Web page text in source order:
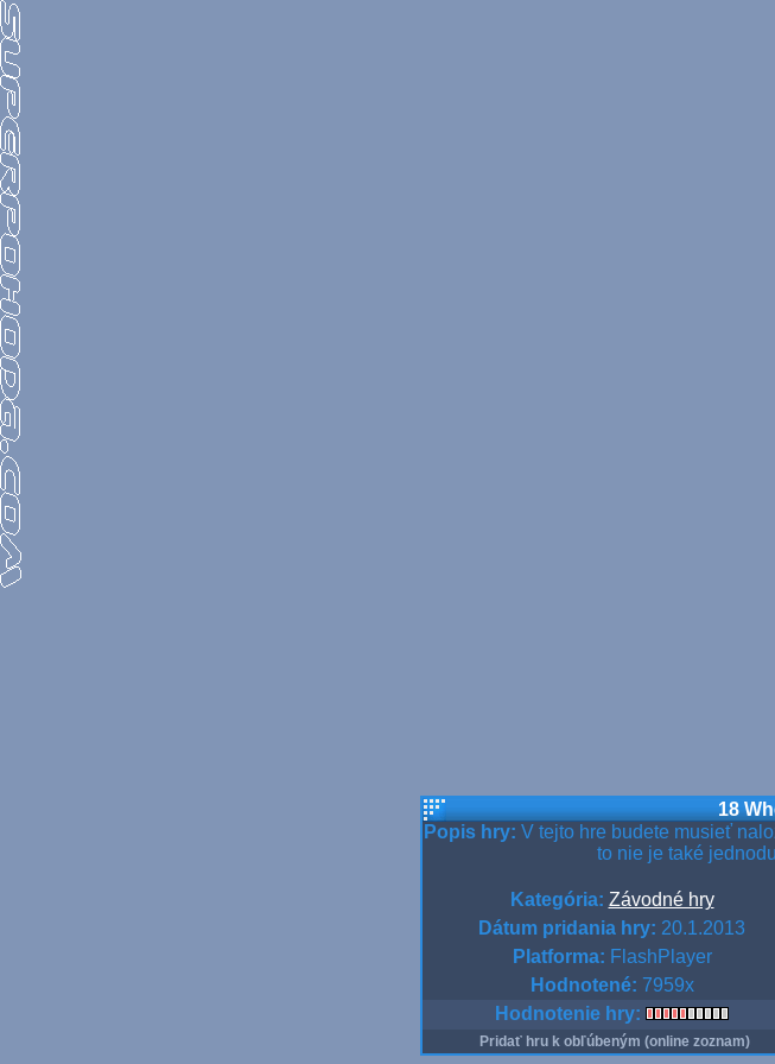
18
Popis hry: V tejto hre budete musieť
to nie je také
Kategória: Závodné hry
Dátum pridania hry: 20.1.2013
Platforma: FlashPlayer
Hodnotené: 7959x
Hodnotenie hry:
Pridať hru k obľúbeným (online zoznam)